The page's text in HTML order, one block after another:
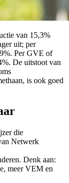
van 15,3%
uit; per
Per GVE of
De uitstoot van
is ook goed
die
Netwerk
Denk aan:
meer VEM en